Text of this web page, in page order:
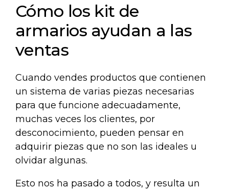
Cómo los kit de
armarios ayudan a las
ventas
Cuando vendes productos que contienen
un sistema de varias piezas necesarias
para que funcione adecuadamente,
muchas veces los clientes, por
desconocimiento, pueden pensar en
adquirir piezas que no son las ideales u
olvidar algunas.
Esto nos ha pasado a todos, y resulta un